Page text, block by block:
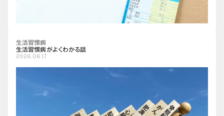
生活習慣病
生活習慣病がよくわかる話
2026.06.17